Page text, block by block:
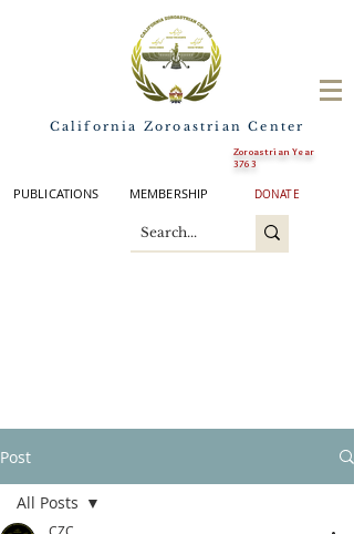
California Zoroastrian Center
Zoroastrian Year
3763
PUBLICATIONS MEMBERSHIP DONATE
Post
All Posts